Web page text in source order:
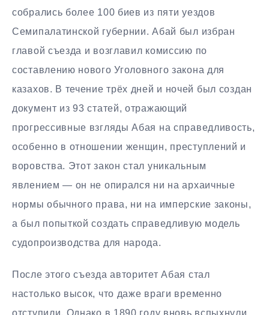
собрались более 100 биев из пяти уездов
Семипалатинской губернии. Абай был избран
главой съезда и возглавил комиссию по
составлению нового Уголовного закона для
казахов. В течение трёх дней и ночей был создан
документ из 93 статей, отражающий
прогрессивные взгляды Абая на справедливость,
особенно в отношении женщин, преступлений и
воровства. Этот закон стал уникальным
явлением — он не опирался ни на архаичные
нормы обычного права, ни на имперские законы,
а был попыткой создать справедливую модель
судопроизводства для народа.
После этого съезда авторитет Абая стал
настолько высок, что даже враги временно
отступили. Однако в 1890 году вновь вспыхнули